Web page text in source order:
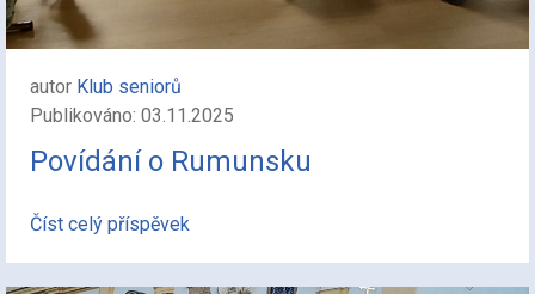
autor Klub seniorů
Publikováno: 03.11.2025
Povídání o Rumunsku
Číst celý příspěvek